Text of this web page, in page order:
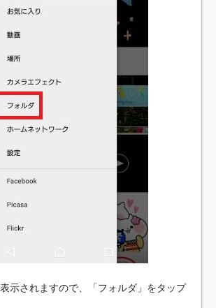
示されますので、「フォルダ」をタップ